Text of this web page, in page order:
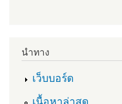
นำทาง
เว็บบอร์ด